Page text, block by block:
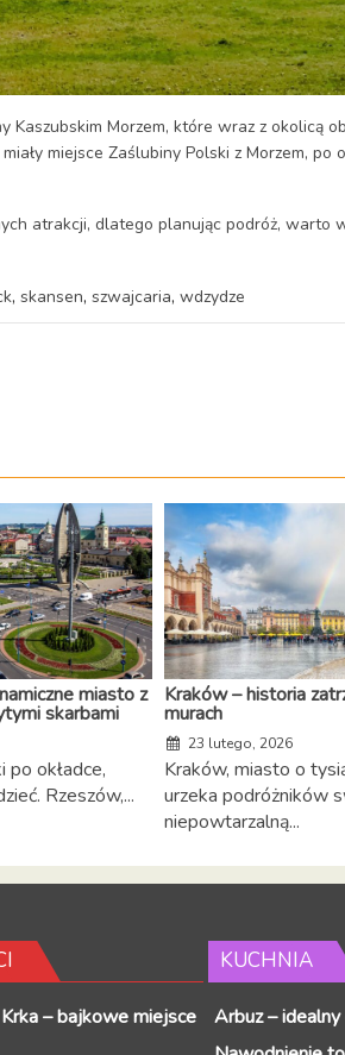
Morzem, które wraz z okolicą
miejsce Zaślubiny Polski z Morzem, po
atrakcji, dlatego planując podróż, warto
, skansen, szwajcaria, wdzydze
miasto z
skarbami
po okładce,
Rzeszów,...
Kraków – historia
murach
23 lutego, 2026
Kraków, miasto o
urzeka podróżników
niepowtarzalną...
– bajkowe miejsce
KUCHNIA
Arbuz –